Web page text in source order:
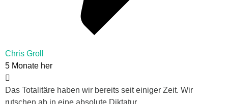
Chris Groll
5 Monate her
Das Totalitäre haben wir bereits seit einiger Zeit. Wir